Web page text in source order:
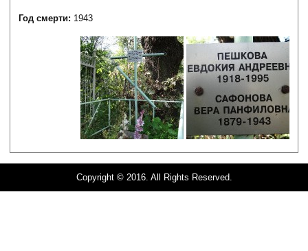
Год смерти: 1943
Copyright © 2016. All Rights Reserved.